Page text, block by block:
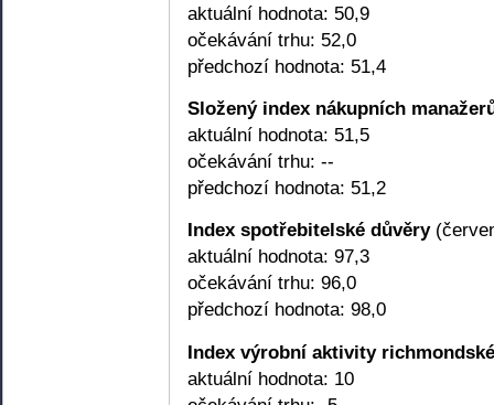
aktuální hodnota: 50,9
očekávání trhu: 52,0
předchozí hodnota: 51,4
Složený index nákupních
aktuální hodnota: 51,5
očekávání trhu: --
předchozí hodnota: 51,2
Index spotřebitelské důvěry
aktuální hodnota: 97,3
očekávání trhu: 96,0
předchozí hodnota: 98,0
Index výrobní aktivity
aktuální hodnota: 10